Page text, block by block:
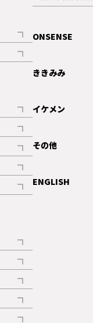
記事
ONSENSE
ききみみ
イケメン
その他
ENGLISH